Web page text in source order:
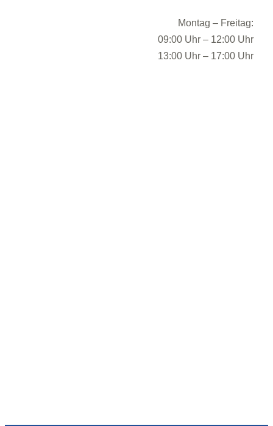
Montag – Freitag:
09:00 Uhr – 12:00 Uhr
13:00 Uhr – 17:00 Uhr